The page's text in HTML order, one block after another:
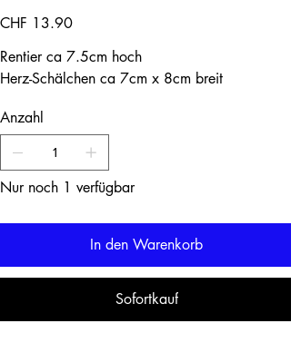
Preis
CHF 13.90
Rentier ca 7.5cm hoch
Herz-Schälchen ca 7cm x 8cm breit
Anzahl
Nur noch 1 verfügbar
In den Warenkorb
Sofortkauf